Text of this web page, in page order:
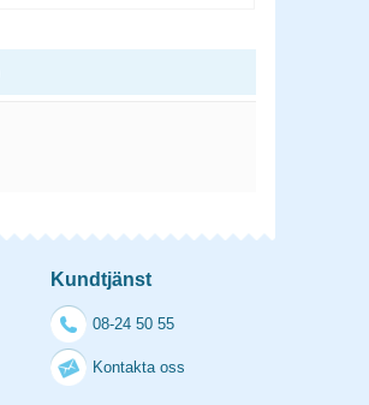
Kundtjänst
08-24 50 55
Kontakta oss